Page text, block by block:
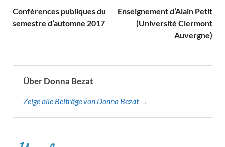
Conférences publiques du
semestre d’automne 2017
Enseignement d’Alain Petit
(Université Clermont
Auvergne)
Über Donna Bezat
Zeige alle Beiträge von Donna Bezat →